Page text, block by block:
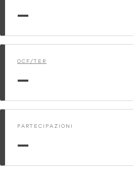
—
OCF/TER
—
PARTECIPAZIONI
—